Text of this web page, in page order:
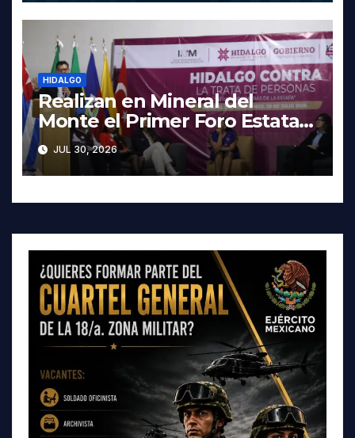
HIDALGO
Realizan en Mineral del
Monte el Primer Foro Estatal
contra la Trata de Personas
JUL 30, 2026